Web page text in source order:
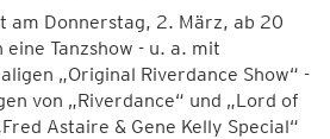
am Donnerstag, 2. März, ab 20
Tanzshow - u. a. mit
„Original Riverdance Show“ -
von „Riverdance“ und „Lord of
Astaire & Gene Kelly Special“